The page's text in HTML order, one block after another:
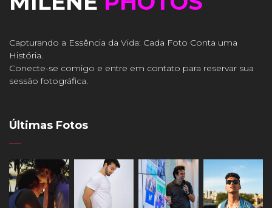
Capturando a Essência da Vida: Cada Foto Conta uma
História.
Conecte-se comigo e entre em contato para reservar sua
sessão fotográfica.
Últimas Fotos